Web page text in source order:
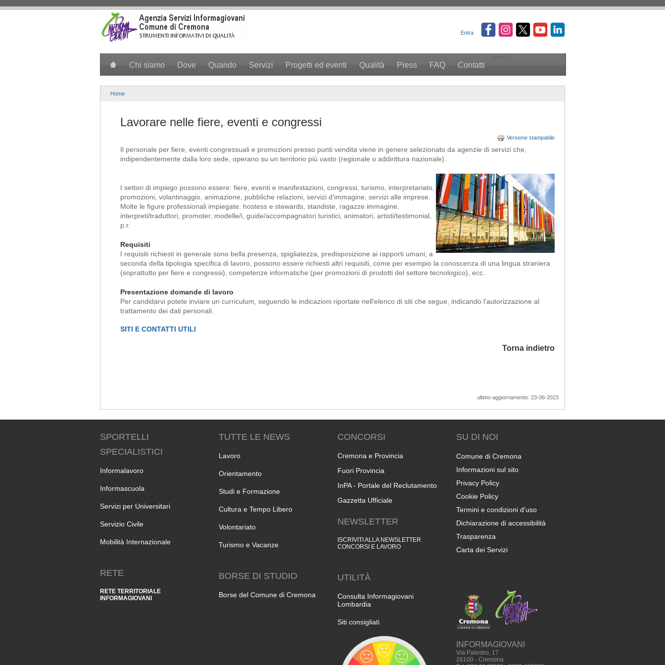
Entra
Chi siamo Dove Quando Servizi Progetti ed eventi Qualità Press FAQ Contatti
Home
Lavorare nelle fiere, eventi e congressi
Versione stampabile
Il personale per fiere, eventi congressuali e promozioni presso punti vendita viene in genere selezionato da agenzie di servizi che,
indipendentemente dalla loro sede, operano su un territorio più vasto (regionale o addirittura nazionale).
I settori di impiego possono essere: fiere, eventi e manifestazioni, congressi, turismo, interpretariato,
promozioni, volantinaggio, animazione, pubbliche relazioni, servizi d'immagine, servizi alle imprese.
Molte le figure professionali impiegate: hostess e stewards, standiste, ragazze immagine,
interpreti/traduttori, promoter, modelle/i, guide/accompagnatori turistici, animatori, artisti/testimonial,
p.r.
Requisiti
I requisiti richiesti in generale sono bella presenza, spigliatezza, predisposizione ai rapporti umani; a
seconda della tipologia specifica di lavoro, possono essere richiesti altri requisiti, come per esempio la conoscenza di una lingua straniera
(soprattutto per fiere e congressi), competenze informatiche (per promozioni di prodotti del settore tecnologico), ecc.
Presentazione domande di lavoro
Per candidarvi potete inviare un curriculum, seguendo le indicazioni riportate nell'elenco di siti che segue, indicando l'autorizzazione al
trattamento dei dati personali.
SITI E CONTATTI UTILI
Torna indietro
ultimo aggiornamento: 23-06-2023
SPORTELLI
SPECIALISTICI
Informalavoro
Informascuola
Servizi per Universitari
Servizio Civile
Mobilità Internazionale
RETE
RETE TERRITORIALE
INFORMAGIOVANI
TUTTE LE NEWS
Lavoro
Orientamento
Studi e Formazione
Cultura e Tempo Libero
Volontariato
Turismo e Vacanze
BORSE DI STUDIO
Borse del Comune di Cremona
CONCORSI
Cremona e Provincia
Fuori Provincia
InPA - Portale del Reclutamento
Gazzetta Ufficiale
NEWSLETTER
ISCRIVITI ALLA NEWSLETTER
CONCORSI E LAVORO
UTILITÀ
Consulta Informagiovani
Lombardia
Siti consigliati
SU DI NOI
Comune di Cremona
Informazioni sul sito
Privacy Policy
Cookie Policy
Termini e condizioni d'uso
Dichiarazione di accessibilità
Trasparenza
Carta dei Servizi
INFORMAGIOVANI
Via Palestro, 17
26100 - Cremona